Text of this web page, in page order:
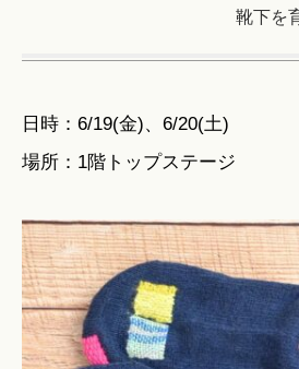
靴下を
日時：6/19(金)、6/20(土)
場所：1階トップステージ